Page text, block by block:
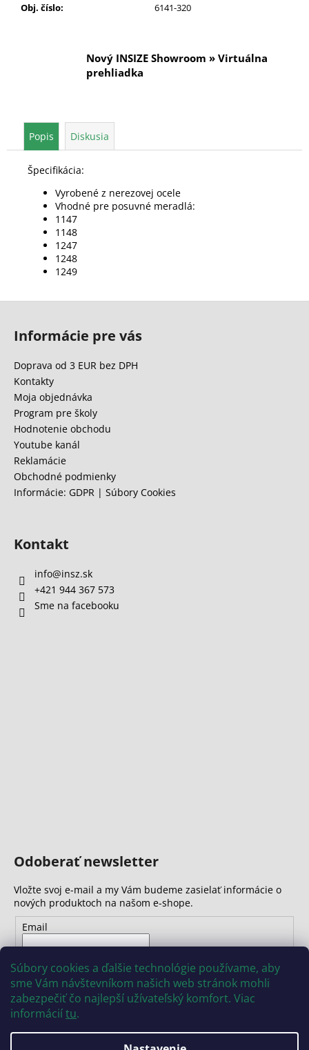
Súbory cookies a ďalšie technológie používame, aby
sme Vám návštevníkom našich web stránok mohli
zabezpečiť čo najlepší užívateľský komfort. Viac
informáciítu.
Obj. číslo: 6141-320
Nový INSIZE Showroom » Virtuálna
prehliadka
Popis Diskusia
Špecifikácia:
Vyrobené z nerezovej ocele
Vhodné pre posuvné meradlá:
1147
1148
1247
1248
1249
Informácie pre vás
Doprava od 3 EUR bez DPH
Kontakty
Moja objednávka
Program pre školy
Hodnotenie obchodu
Youtube kanál
Reklamácie
Obchodné podmienky
Informácie: GDPR | Súbory Cookies
Kontakt
info@insz.sk
+421 944 367 573
Sme na facebooku
Odoberať newsletter
Vložte svoj e-mail a my Vám budeme zasielať informácie o
nových produktoch na našom e-shope.
Email
osobných údajov
PRIHLÁSIŤ SA